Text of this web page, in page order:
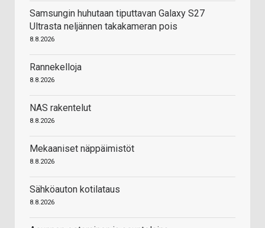
Samsungin huhutaan tiputtavan Galaxy S27
Ultrasta neljännen takakameran pois
8.8.2026
Rannekelloja
8.8.2026
NAS rakentelut
8.8.2026
Mekaaniset näppäimistöt
8.8.2026
Sähköauton kotilataus
8.8.2026